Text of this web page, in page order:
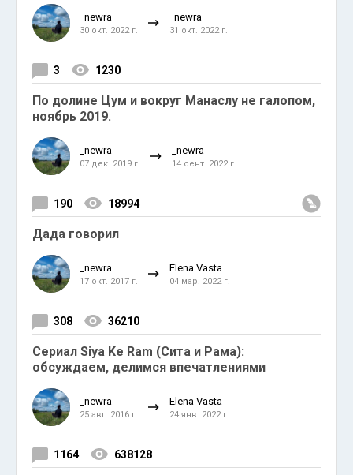
_newra
30 окт. 2022 г.
_newra
31 окт. 2022 г.
3 1230
По долине Цум и вокруг Манаслу не галопом,
ноябрь 2019.
_newra
07 дек. 2019 г.
_newra
14 сент. 2022 г.
190 18994
Дада говорил
_newra
17 окт. 2017 г.
Elena Vasta
04 мар. 2022 г.
308 36210
Сериал Siya Ke Ram (Сита и Рама):
обсуждаем, делимся впечатлениями
_newra
25 авг. 2016 г.
Elena Vasta
24 янв. 2022 г.
1164 638128